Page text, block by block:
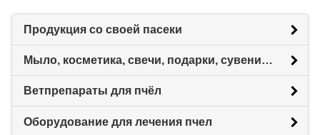
Продукция со своей пасеки
Мыло, косметика, свечи, подарки, сувениры.
Ветпрепараты для пчёл
Оборудование для лечения пчел